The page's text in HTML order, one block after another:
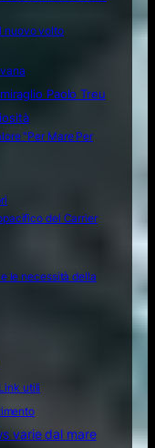
nuovo volto
Paolo Treu
"Per Mare Per
del Carrier
le necessità della
Link utili
varie dal mare